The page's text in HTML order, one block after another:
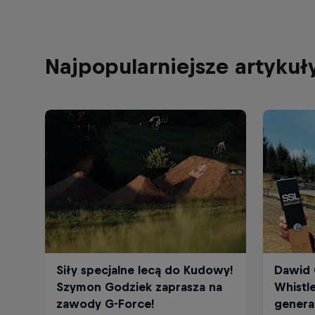
Najpopularniejsze